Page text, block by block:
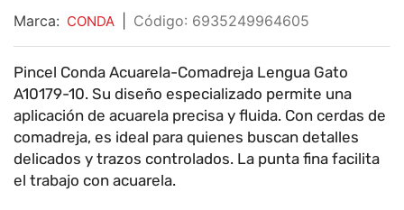
Marca: CONDA : 6935249964605
Pincel Conda Acuarela-Comadreja Lengua Gato
A10179-10. Su diseño especializado permite una
aplicación de acuarela precisa y fluida. Con cerdas de
comadreja, es ideal para quienes buscan detalles
delicados y trazos controlados. La punta fina facilita
el trabajo con acuarela.
10. cuadernos